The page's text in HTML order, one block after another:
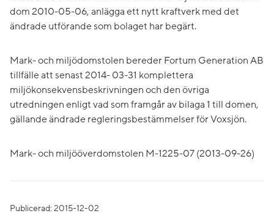
dom 2010-05-06, anlägga ett nytt kraftverk med det
ändrade utförande som bolaget har begärt.
Mark- och miljödomstolen bereder Fortum Generation AB
tillfälle att senast 2014- 03-31 komplettera
miljökonsekvensbeskrivningen och den övriga
utredningen enligt vad som framgår av bilaga 1 till domen,
gällande ändrade regleringsbestämmelser för Voxsjön.
Mark- och miljööverdomstolen M-1225-07 (2013-09-26)
Publicerad: 2015-12-02